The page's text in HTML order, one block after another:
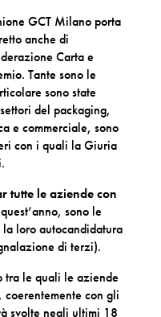
GCT Milano porta
anche di
Carta e
Tante sono le
sono state
del packaging,
e commerciale, sono
con i quali la Giuria
tutte le aziende con
sono le
loro autocandidatura
di terzi).
tra le quali le aziende
coerentemente con gli
svolte negli ultimi 18